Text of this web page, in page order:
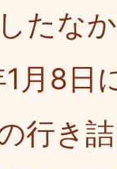
たな
月8日
行き